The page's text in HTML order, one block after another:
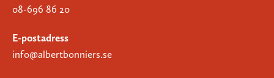
08-696 86 20
E-postadress
info@albertbonniers.se